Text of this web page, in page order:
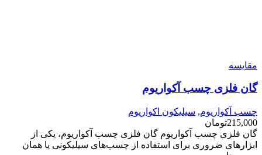
مقایسه
گان فلزی چسب آکواریوم
چسب آکواریوم, سیلیکون اکواریوم
215,000تومان
گان فلزی چسب آکواریوم گان فلزی چسب آکواریوم، یکی از
ابزارهای ضروری برای استفاده از چسب‌های سیلیکونی یا همان